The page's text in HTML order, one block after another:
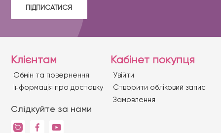
ПІДПИСАТИСЯ
Клієнтам
Обмін та повернення
Iнформація про доставку
Слідкуйте за нами
Кабінет покупця
Увійти
Створити обліковий запис
Замовлення